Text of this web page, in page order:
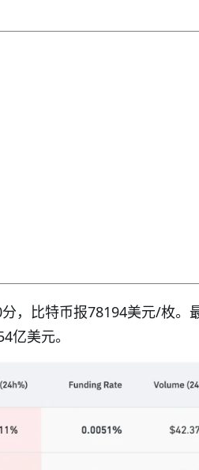
，比特币报78194美元/枚。
亿美元。